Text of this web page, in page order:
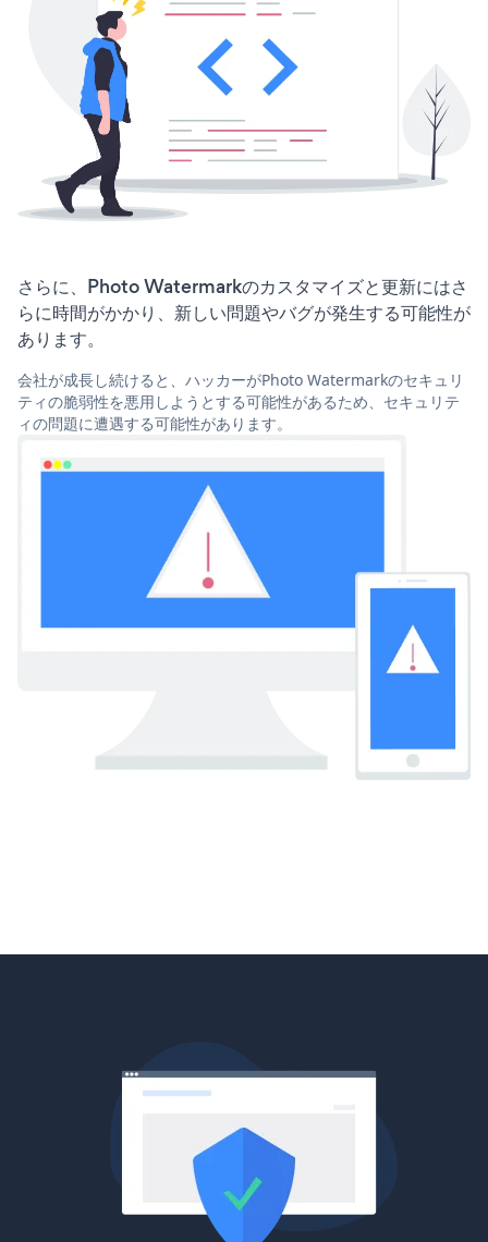
さらに、Photo Watermarkのカスタマイズと更新にはさ
らに時間がかかり、新しい問題やバグが発生する可能性が
あります。
会社が成長し続けると、ハッカーがPhoto Watermarkのセキュリ
ティの脆弱性を悪用しようとする可能性があるため、セキュリテ
ィの問題に遭遇する可能性があります。